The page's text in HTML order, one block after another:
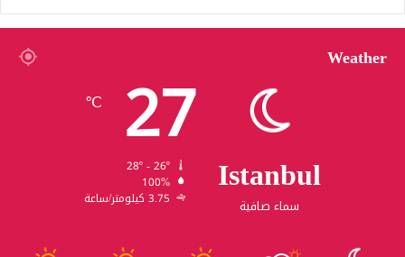
Weather
Istanbul
سماء صافية
27
℃
100%
3.75 كيلومتر/ساعة